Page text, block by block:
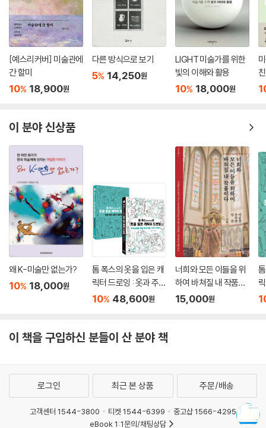
일이다. 그러나 순수미술과 고급미술에 대한 이해가 중요한 것은 ‘제도화
된 시각’으로서의 미술이 간직하고 있는 숨은 이야기들 때문이다. 이 숨은
이야기들은 오늘날 대중매체와 대중문화를 통해 끊임없이 우리에게 영향
을 주고 있다. 이런 의미에서 『이것은 미술이 아니다』는 미술과 미술이론
은 물론 문화연구와 인문학에 관심 있는 이들에게 그동안 미심쩍었던 문제
들에 대해 시원한 통찰을 제공할 것이다.
[예스리커버] 미술관에
간 할미
10% 18,900원
다른 방식으로 보기
5% 14,250원
LIGHT 미술가를 위한
빛의 이해와 활용
10% 18,000원
이 분야 신상품
왜 K-미술만 없는가?
10% 18,000원
톰 폭스의 옷을 입은 캐
릭터 드로잉 : 옷과 주름
그리기 가이드 + 워크
10% 48,600원
너희와 모든 이들을 위
하여 바쳐질 내 작품이
다
15,000원
이 책을 구입하신 분들이 산 분야 책
로그인 최근 본 상품 주문/배송
고객센터 1544-3800 티켓 1544-6399
중고샵 1566-4295
eBook 1:1문의/채팅상담